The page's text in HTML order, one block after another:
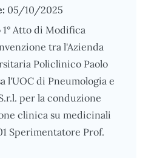
05/10/2025
1° Atto di Modifica
tra l'Azienda
Policlinico Paolo
l'UOC di Pneumologia e
per la conduzione
clinica su medicinali
Sperimentatore Prof.